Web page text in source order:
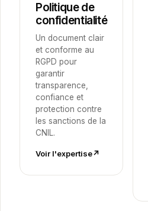
Politique de
confidentialité
Un document clair
et conforme au
RGPD pour
garantir
transparence,
confiance et
protection contre
les sanctions de la
CNIL.
Voir l'expertise↗︎